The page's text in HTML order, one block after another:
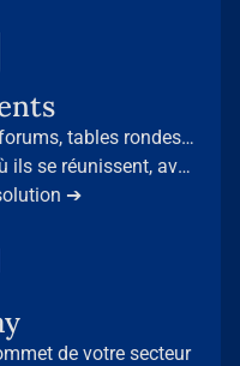
tables rondes…
ils se réunissent, avec
de référence.
➔
de votre secteur